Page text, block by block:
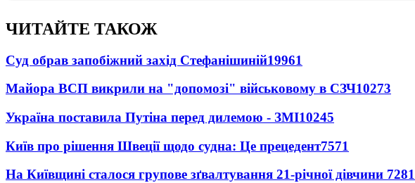
ЧИТАЙТЕ ТАКОЖ
Суд обрав запобіжний захід Стефанішиній19961
Майора ВСП викрили на "допомозі" військовому в СЗЧ10273
Україна поставила Путіна перед дилемою - ЗМІ10245
Київ про рішення Швеції щодо судна: Це прецедент7571
На Київщині сталося групове зґвалтування 21-річної дівчини 7281